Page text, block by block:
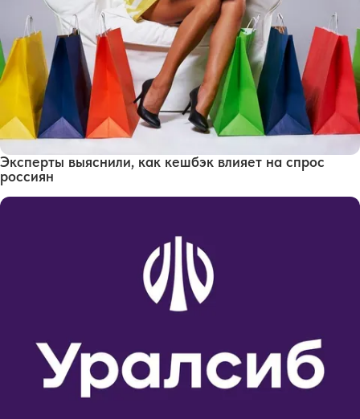
Эксперты выяснили, как кешбэк влияет на спрос
россиян